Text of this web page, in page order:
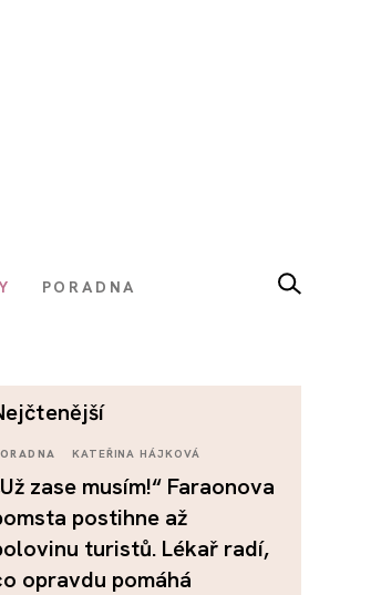
PORADNA
nejčtenější
KATEŘINA HÁJKOVÁ
zase musím!“ Faraonova
postihne až
turistů. Lékař radí,
opravdu pomáhá